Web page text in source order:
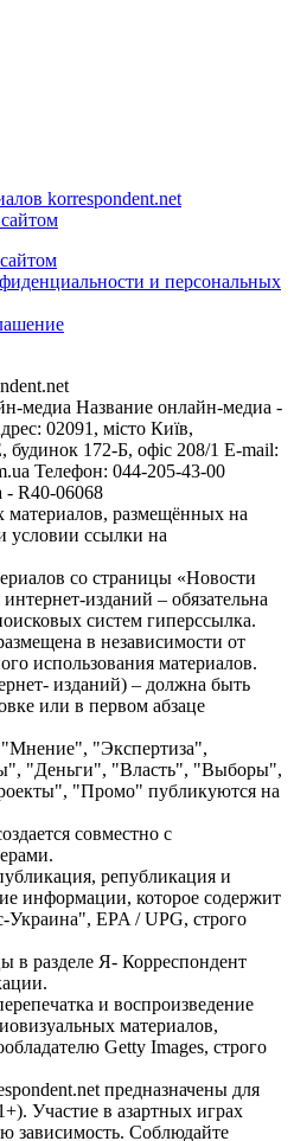
korrespondent.net
и персональных
медиа Название онлайн-медиа -
02091, місто Київ,
172-Б, офіс 208/1 E-mail:
Телефон: 044-205-43-00
- R40-06068
размещённых на
условии ссылки на
со страницы «Новости
изданий – обязательна
систем гиперссылка.
в независимости от
использования материалов.
изданий) – должна быть
или в первом абзаце
"Экспертиза",
"Деньги", "Власть", "Выборы",
"Промо" публикуются на
совместно с
републикация и
информации, которое содержит
EPA / UPG, строго
в разделе Я- Корреспондент
и воспроизведение
материалов,
Getty Images, строго
предназначены для
Участие в азартных играх
зависимость. Соблюдайте